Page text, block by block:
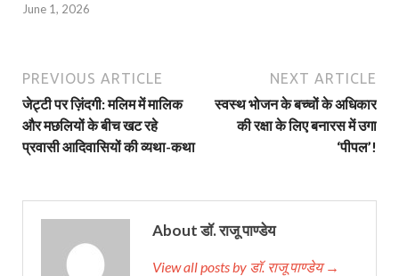
June 1, 2026
PREVIOUS ARTICLE
जेट्टी पर ज़िंदगी: मलिम में मालिक
और मछलियों के बीच खट रहे
प्रवासी आदिवासियों की व्यथा-कथा
NEXT ARTICLE
स्वस्थ भोजन के बच्चों के अधिकार
की रक्षा के लिए बनारस में उगा
‘पीपल’!
About डॉ. राजू पाण्डेय
View all posts by डॉ. राजू पाण्डेय →